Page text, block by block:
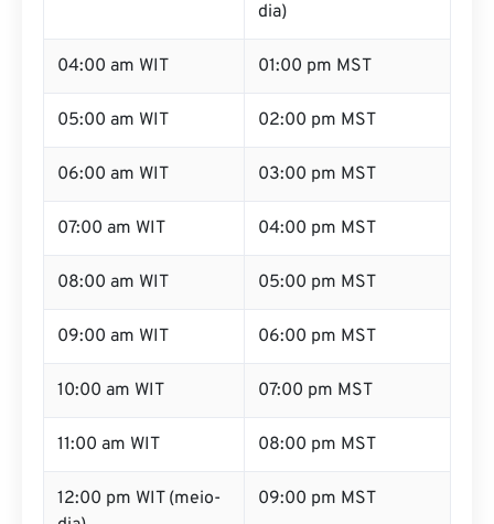
dia)
04:00 am WIT 01:00 pm MST
05:00 am WIT 02:00 pm MST
06:00 am WIT 03:00 pm MST
07:00 am WIT 04:00 pm MST
08:00 am WIT 05:00 pm MST
09:00 am WIT 06:00 pm MST
10:00 am WIT 07:00 pm MST
11:00 am WIT 08:00 pm MST
12:00 pm WIT (meio-
09:00 pm MST